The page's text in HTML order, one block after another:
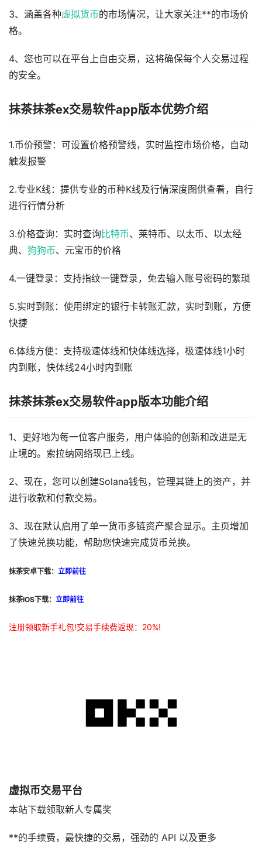
3、涵盖各种虚拟货币的市场情况，让大家关注**的市场价
格。
4、您也可以在平台上自由交易，这将确保每个人交易过程
的安全。
抹茶抹茶ex交易软件app版本优势介绍
1.币价预警：可设置价格预警线，实时监控市场价格，自动
触发报警
2.专业K线：提供专业的币种K线及行情深度图供查看，自行
进行行情分析
3.价格查询：实时查询 比特币、莱特币、以太币、以太经
典、 狗狗币、元宝币的价格
4.一键登录：支持指纹一键登录，免去输入账号密码的繁琐
5.实时到账：使用绑定的银行卡转账汇款，实时到账，方便
快捷
6.体线方便：支持极速体线和快体线选择，极速体线1小时
内到账，快体线24小时内到账
抹茶抹茶ex交易软件app版本功能介绍
1、更好地为每一位客户服务，用户体验的创新和改进是无
止境的。索拉纳网络现已上线。
2、现在，您可以创建Solana钱包，管理其链上的资产，并
进行收款和付款交易。
3、现在默认启用了单一货币多链资产聚合显示。主页增加
了快速兑换功能，帮助您快速完成货币兑换。
抹茶安卓下载： 立即前往
抹茶IOS下载： 立即前往
注册领取新手礼包!交易手续费返现：20%!
虚拟币交易平台
本站下载领取新人专属奖
**的手续费，最快捷的交易，强劲的 API 以及更多